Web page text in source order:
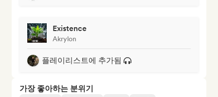
Existence
Akrylon
플레이리스트에 추가됨
가장 좋아하는 분위기